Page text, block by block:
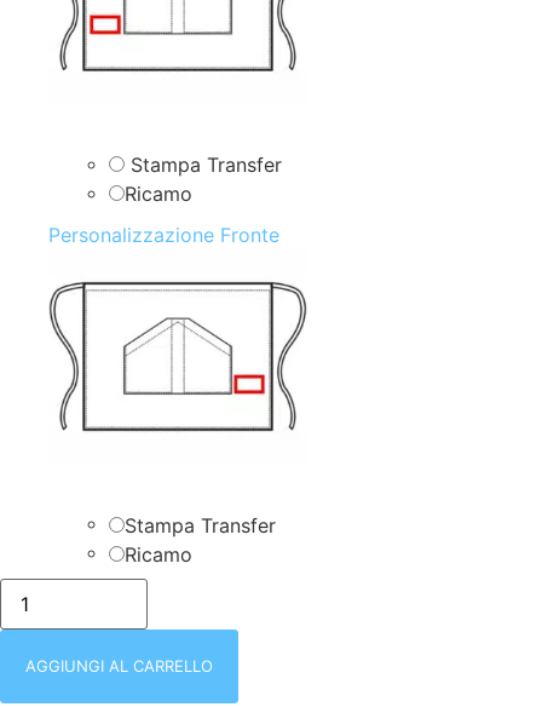
Stampa Transfer
Ricamo
Personalizzazione Fronte
Stampa Transfer
Ricamo
GREMBIULE
CON
2
AGGIUNGI AL CARRELLO